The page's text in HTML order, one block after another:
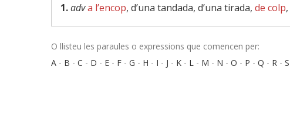
1.adva l’encop, d’una tandada, d’una tirada, de colp,
O llisteu les paraules o expressions que comencen per:
A - B - C - D - E - F - G - H - I - J - K - L - M - N - O - P - Q - R - S